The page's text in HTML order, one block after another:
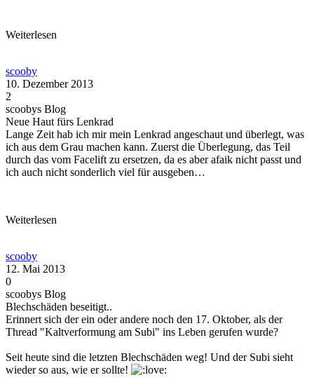
Weiterlesen
scooby
10. Dezember 2013
2
scoobys Blog
Neue Haut fürs Lenkrad
Lange Zeit hab ich mir mein Lenkrad angeschaut und überlegt, was
ich aus dem Grau machen kann. Zuerst die Überlegung, das Teil
durch das vom Facelift zu ersetzen, da es aber afaik nicht passt und
ich auch nicht sonderlich viel für ausgeben…
Weiterlesen
scooby
12. Mai 2013
0
scoobys Blog
Blechschäden beseitigt..
Erinnert sich der ein oder andere noch den 17. Oktober, als der
Thread "Kaltverformung am Subi" ins Leben gerufen wurde?
Seit heute sind die letzten Blechschäden weg! Und der Subi sieht
wieder so aus, wie er sollte!